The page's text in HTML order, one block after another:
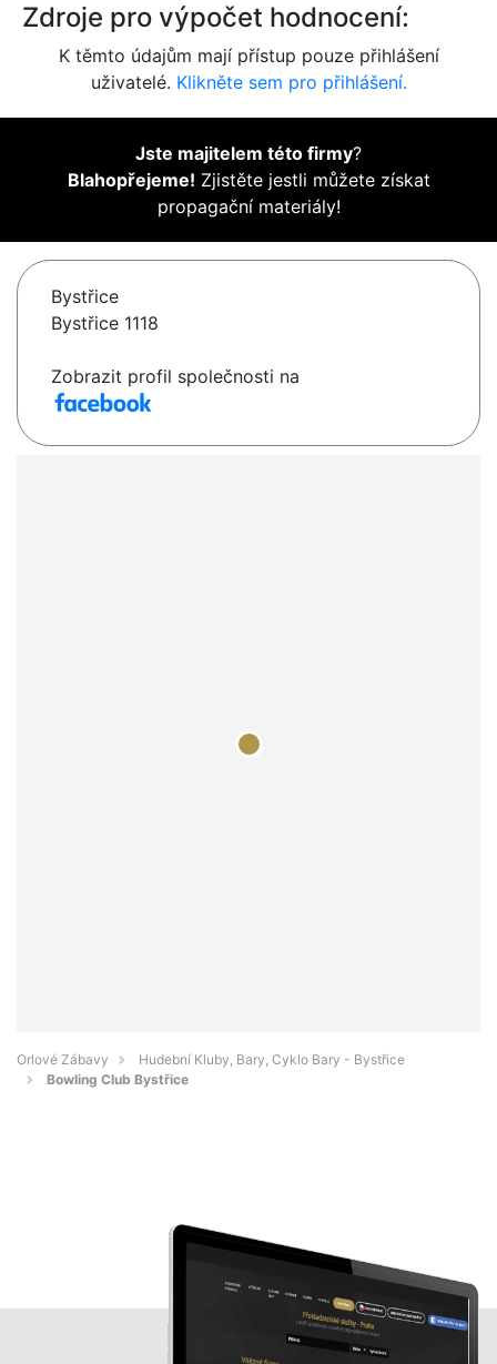
Zdroje pro výpočet hodnocení:
K těmto údajům mají přístup pouze přihlášení
uživatelé. Klikněte sem pro přihlášení.
Jste majitelem této firmy?
Blahopřejeme! Zjistěte jestli můžete získat
propagační materiály!
Bystřice
Bystřice 1118
Zobrazit profil společnosti na
Orlové Zábavy
Hudební Kluby, Bary, Cyklo Bary - Bystřice
Bowling Club Bystřice